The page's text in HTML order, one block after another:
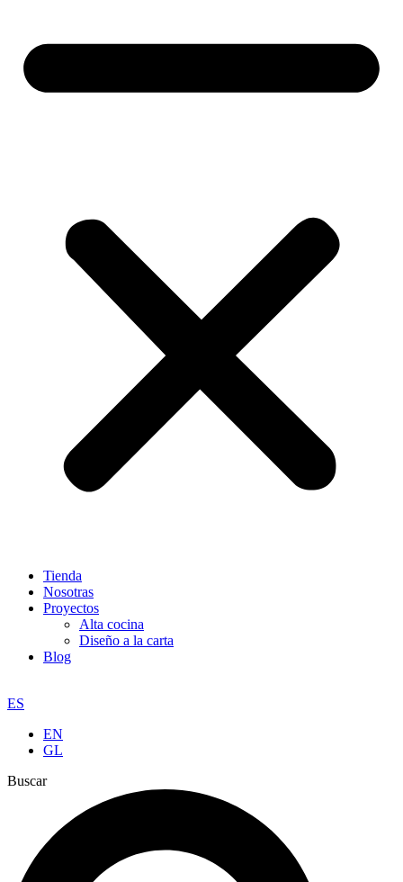
Tienda
Nosotras
Proyectos
Alta cocina
Diseño a la carta
Blog
ES
EN
GL
Buscar